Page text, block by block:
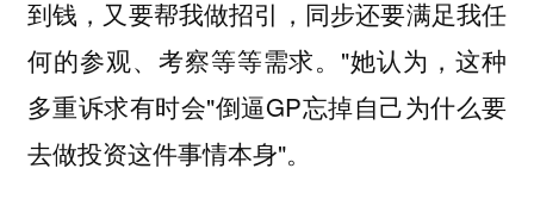
到钱，又要帮我做招引，同步还要满足我任
何的参观、考察等等需求。"她认为，这种
多重诉求有时会"倒逼GP忘掉自己为什么要
去做投资这件事情本身"。